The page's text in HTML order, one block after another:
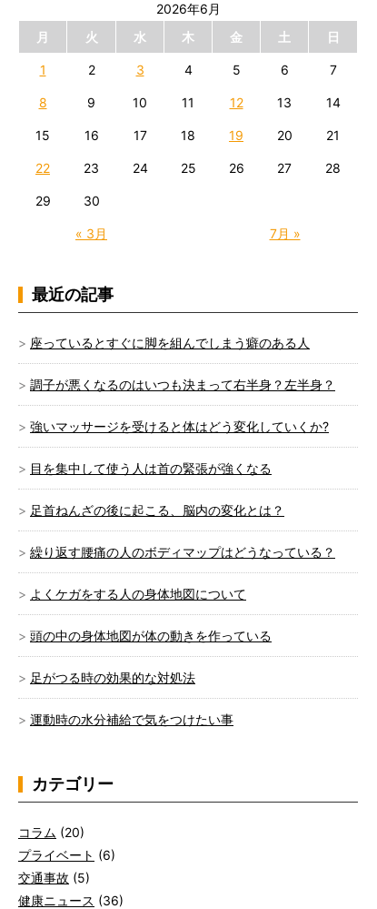
2026年6月
月
火 水 木 金 土 日
« 3月 7月 »
1 2 3 4 5 6 7
8 9 10 11 12 13 14
15 16 17 18 19 20 21
22 23 24 25 26 27 28
29 30
最近の記事
座っているとすぐに脚を組んでしまう癖のある人
調子が悪くなるのはいつも決まって右半身？左半身？
強いマッサージを受けると体はどう変化していくか?
目を集中して使う人は首の緊張が強くなる
足首ねんざの後に起こる、脳内の変化とは？
繰り返す腰痛の人のボディマップはどうなっている？
よくケガをする人の身体地図について
頭の中の身体地図が体の動きを作っている
足がつる時の効果的な対処法
運動時の水分補給で気をつけたい事
カテゴリー
コラム (20)
プライベート (6)
交通事故 (5)
健康ニュース (36)